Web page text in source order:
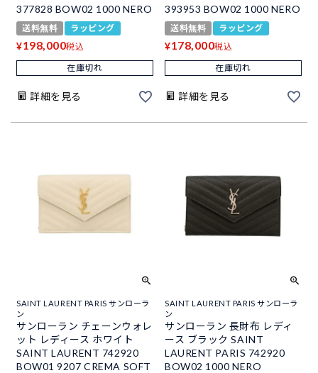
377828 BOW02 1000 NERO
送料無料 ラッピング
¥198,000税込
在庫切れ
詳細を見る
393953 BOW02 1000 NERO
送料無料 ラッピング
¥178,000税込
在庫切れ
詳細を見る
SAINT LAURENT PARIS サンローラ
ン
サンローラン チェーンウォレ
ット レディース ホワイト
SAINT LAURENT 742920
BOW01 9207 CREMA SOFT
SAINT LAURENT PARIS サンローラ
ン
サンローラン 長財布 レディ
ース ブラック SAINT
LAURENT PARIS 742920
BOW02 1000 NERO